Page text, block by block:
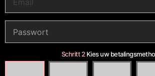
Schritt 2Kies uw